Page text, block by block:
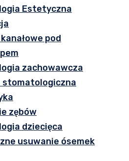
Estetyczna
pod
zachowawcza
stomatologiczna
zębów
dziecięca
usuwanie ósemek